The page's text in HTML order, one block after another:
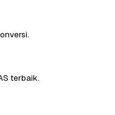
terbaik.